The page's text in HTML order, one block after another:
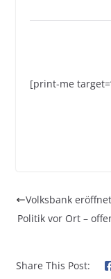
[print-me
Volksbank
Politik vor Ort –
Share This Post: